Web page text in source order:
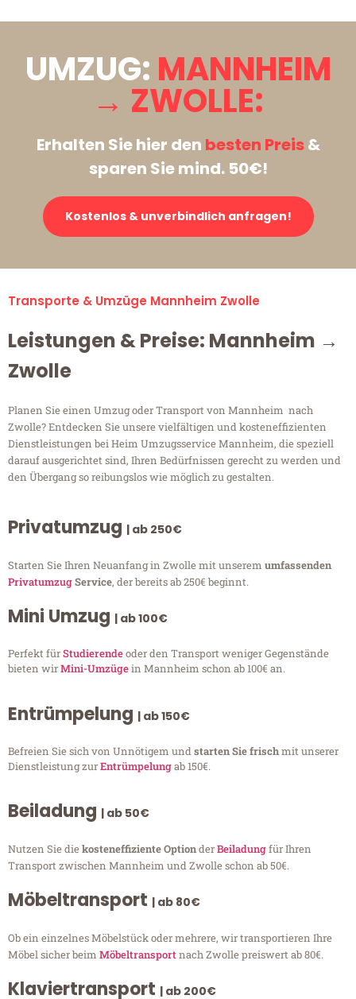
UMZUG: MANNHEIM
→ ZWOLLE:
Erhalten Sie hier den besten Preis&
sparen Sie mind. 50€!
Kostenlos & unverbindlich anfragen!
Transporte & Umzüge Mannheim Zwolle
Leistungen & Preise: Mannheim →
Zwolle
Planen Sie einen Umzug oder Transport von Mannheim nach
Zwolle? Entdecken Sie unsere vielfältigen und kosteneffizienten
Dienstleistungen bei Heim Umzugsservice Mannheim, die speziell
darauf ausgerichtet sind, Ihren Bedürfnissen gerecht zu werden und
den Übergang so reibungslos wie möglich zu gestalten.
Privatumzug | ab 250€
Starten Sie Ihren Neuanfang in Zwolle mit unserem umfassenden
PrivatumzugService, der bereits ab 250€ beginnt.
Mini Umzug | ab 100€
Perfekt fürStudierendeoder den Transport weniger Gegenstände
bieten wirMini-Umzügein Mannheim schon ab 100€ an.
Entrümpelung | ab 150€
Befreien Sie sich von Unnötigem undstarten Sie frischmit unserer
Dienstleistung zurEntrümpelungab 150€.
Beiladung | ab 50€
Nutzen Sie diekosteneffiziente OptionderBeiladungfür Ihren
Transport zwischen Mannheim und Zwolle schon ab 50€.
Möbeltransport | ab 80€
Ob ein einzelnes Möbelstück oder mehrere, wir transportieren Ihre
Möbel sicher beim Möbeltransportnach Zwolle preiswert ab 80€.
Klaviertransport | ab 200€